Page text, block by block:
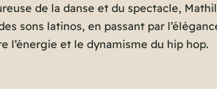
de la danse et du spectacle,
sons latinos, en passant par
l’énergie et le dynamisme du hip hop.